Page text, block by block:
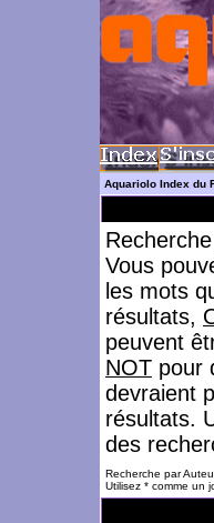
Aquariolo Index du
Vous
les mots
résultats,
peuvent
NOT pour
devraient
résultats.
des
Recherche par
Utilisez * comme un